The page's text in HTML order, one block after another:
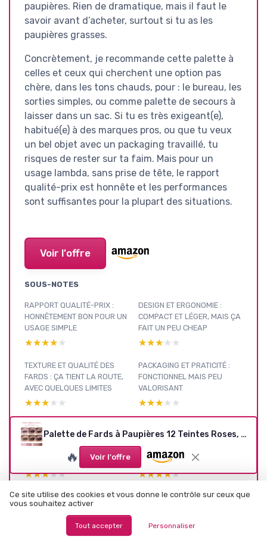
paupières. Rien de dramatique, mais il faut le
savoir avant d’acheter, surtout si tu as les
paupières grasses.
Concrètement, je recommande cette palette à
celles et ceux qui cherchent une option pas
chère, dans les tons chauds, pour : le bureau, les
sorties simples, ou comme palette de secours à
laisser dans un sac. Si tu es très exigeant(e),
habitué(e) à des marques pros, ou que tu veux
un bel objet avec un packaging travaillé, tu
risques de rester sur ta faim. Mais pour un
usage lambda, sans prise de tête, le rapport
qualité-prix est honnête et les performances
sont suffisantes pour la plupart des situations.
Voir l'offre
SOUS-NOTES
RAPPORT QUALITÉ-PRIX :
HONNÊTEMENT BON POUR UN
USAGE SIMPLE
★★★★★
★★★★★
DESIGN ET ERGONOMIE :
COMPACT ET LÉGER, MAIS ÇA
FAIT UN PEU CHEAP
★★★★★
★★★★★
TEXTURE ET QUALITÉ DES
FARDS : ÇA TIENT LA ROUTE,
AVEC QUELQUES LIMITES
★★★★★
★★★★★
PACKAGING ET PRATICITÉ :
FONCTIONNEL MAIS PEU
VALORISANT
★★★★★
★★★★★
TENUE ET COMPORTEMENT
DANS LA JOURNÉE :
CORRECT, MAIS BASE
★★★★★
★★★★★
TEINTES ROSES ET PÊCHE,
RIEN DE RÉVOLUTIONNAIRE
MAIS COHÉRENT
★★★★★
★★★★★
PIGMENTATION ET ESTOMPE :
FRANCHEMENT PAS MAL
POUR TOUS LES JOURS
Palette de Fards à Paupières 12 Teintes Roses, Palette Ombre à Paupières aux Tons de Pêche avec, Palettes de Maquillage à Haute Pigmentation et Longue Tenue, Estompable, #07
🔥 Voir l'offre
Ce site utilise des cookies et vous donne le contrôle sur ceux que
vous souhaitez activer
Tout accepter Personnaliser